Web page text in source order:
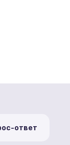
ответ